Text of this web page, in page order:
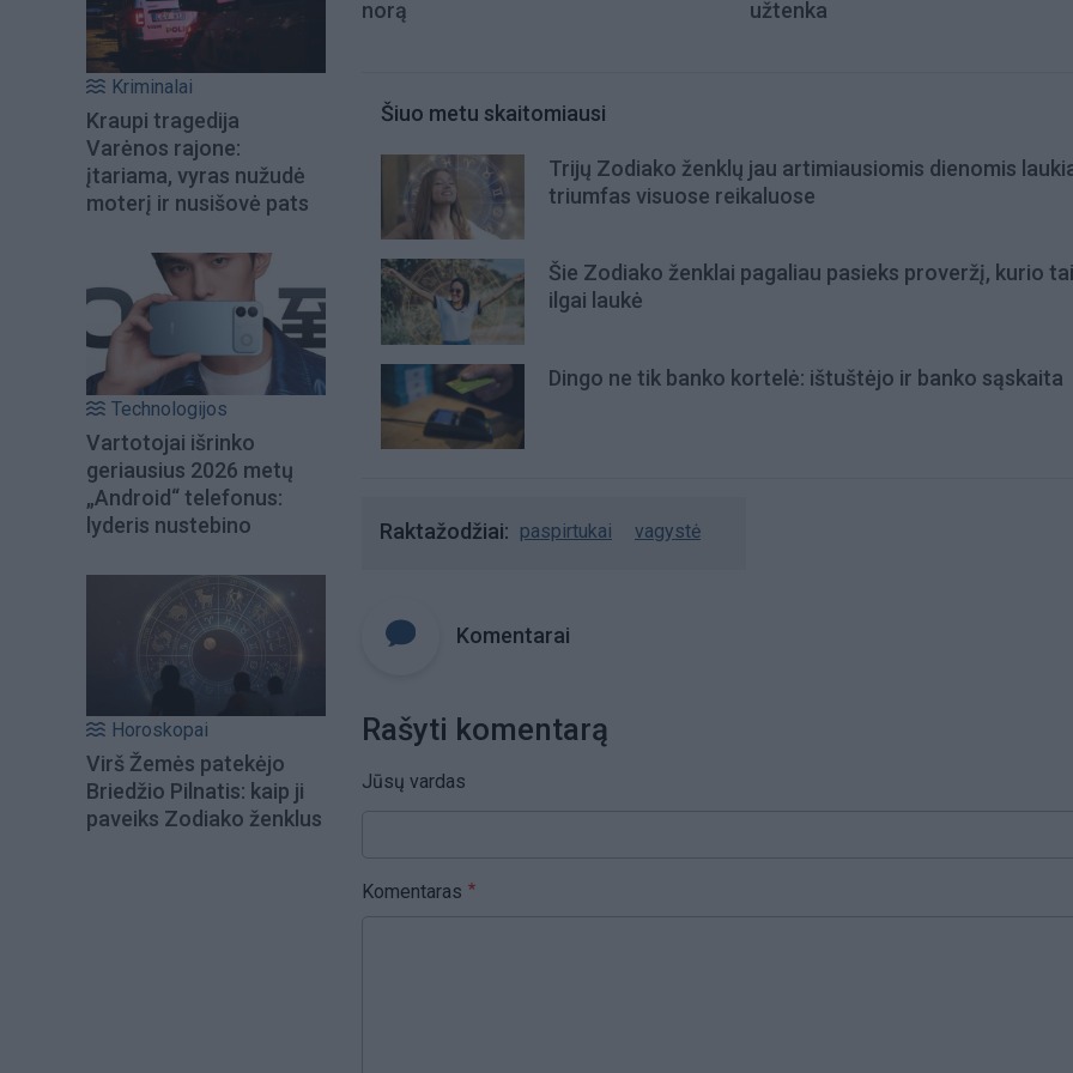
Kriminalai
Kraupi tragedija
Varėnos rajone:
įtariama, vyras nužudė
moterį ir nusišovė pats
Technologijos
Vartotojai išrinko
geriausius 2026 metų
„Android“ telefonus:
lyderis nustebino
Horoskopai
Virš Žemės patekėjo
Briedžio Pilnatis: kaip ji
paveiks Zodiako ženklus
norą užtenka
Šiuo metu skaitomiausi
Trijų Zodiako ženklų jau artimiausiomis dienomis
triumfas visuose reikaluose
Šie Zodiako ženklai pagaliau pasieks proveržį, kurio
ilgai laukė
Dingo ne tik banko kortelė: ištuštėjo ir banko sąskaita
Raktažodžiai paspirtukai vagystė
Komentarai
Rašyti komentarą
Jūsų vardas
Komentaras